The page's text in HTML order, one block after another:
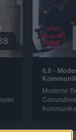
6.0 -
Online-
Moderne